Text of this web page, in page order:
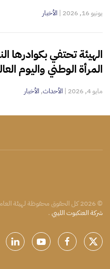
يونيو 16, 2026 | الأخبار
الهيئة تحتفي بكوادرها
المرأة الوطني واليوم
مايو 4, 2026 | الأحداث, الأخبار
©
2026كل الحقوق محفوظة لهيئة
شركة العنكبوت الليبي.